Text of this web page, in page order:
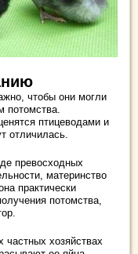
чтобы они могли
потомства.
птицеводами и
отличилась.
превосходных
материнство
практически
потомства,
хозяйствах